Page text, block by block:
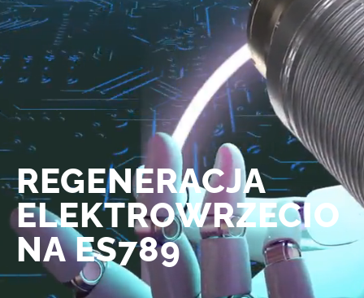
REGENERACJA
ELEKTROWRZECIO
NA ES789